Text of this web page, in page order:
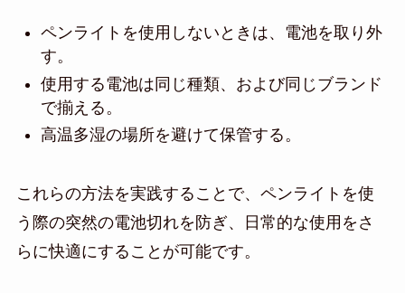
ペンライトを使用しないときは、電池を取り外
す。
使用する電池は同じ種類、および同じブランド
で揃える。
高温多湿の場所を避けて保管する。
これらの方法を実践することで、ペンライトを使
う際の突然の電池切れを防ぎ、日常的な使用をさ
らに快適にすることが可能です。